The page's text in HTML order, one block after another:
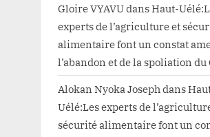
Gloire VYAVUdansHaut-
experts de l’agriculture et
alimentaire font un constat
l’abandon et de la spoliation du
Alokan Nyoka Josephdans
Uélé:Les experts de
sécurité alimentaire font un